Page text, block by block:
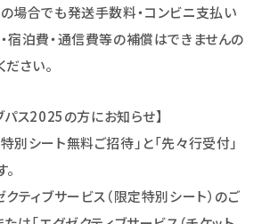
場合でも発送手数料・コンビニ支払い
宿泊費・通信費等の補償はできませんの
さい。
パス2025の方にお知らせ】
別シート無料ご招待」と「先々行受付」
クティブサービス（限定特別シート）のご